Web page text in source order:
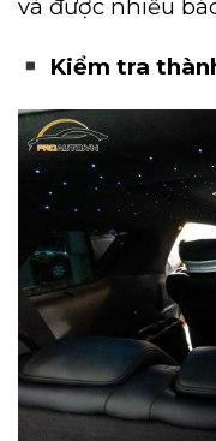
và được nhiều
Kiểm tra